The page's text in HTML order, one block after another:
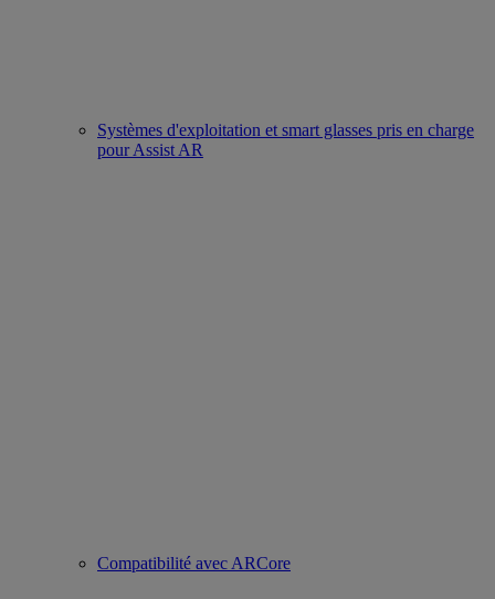
Systèmes d'exploitation et smart glasses pris en charge
pour Assist AR
Compatibilité avec ARCore